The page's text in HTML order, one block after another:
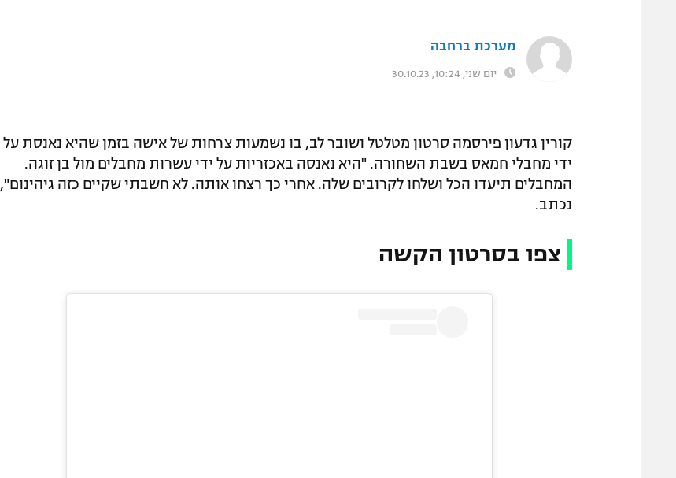
מערכת ברחבה
יום שני, 10:24, 30.10.23
קורין גדעון פירסמה סרטון מטלטל ושובר לב, בו נשמעות צרחות של אישה בזמן שהיא נאנסת על
ידי מחבלי חמאס בשבת השחורה. "היא נאנסה באכזריות על ידי עשרות מחבלים מול בן זוגה.
המחבלים תיעדו הכל ושלחו לקרובים שלה. אחרי כך רצחו אותה. לא חשבתי שקיים כזה גיהינום",
נכתב.
צפו בסרטון הקשה